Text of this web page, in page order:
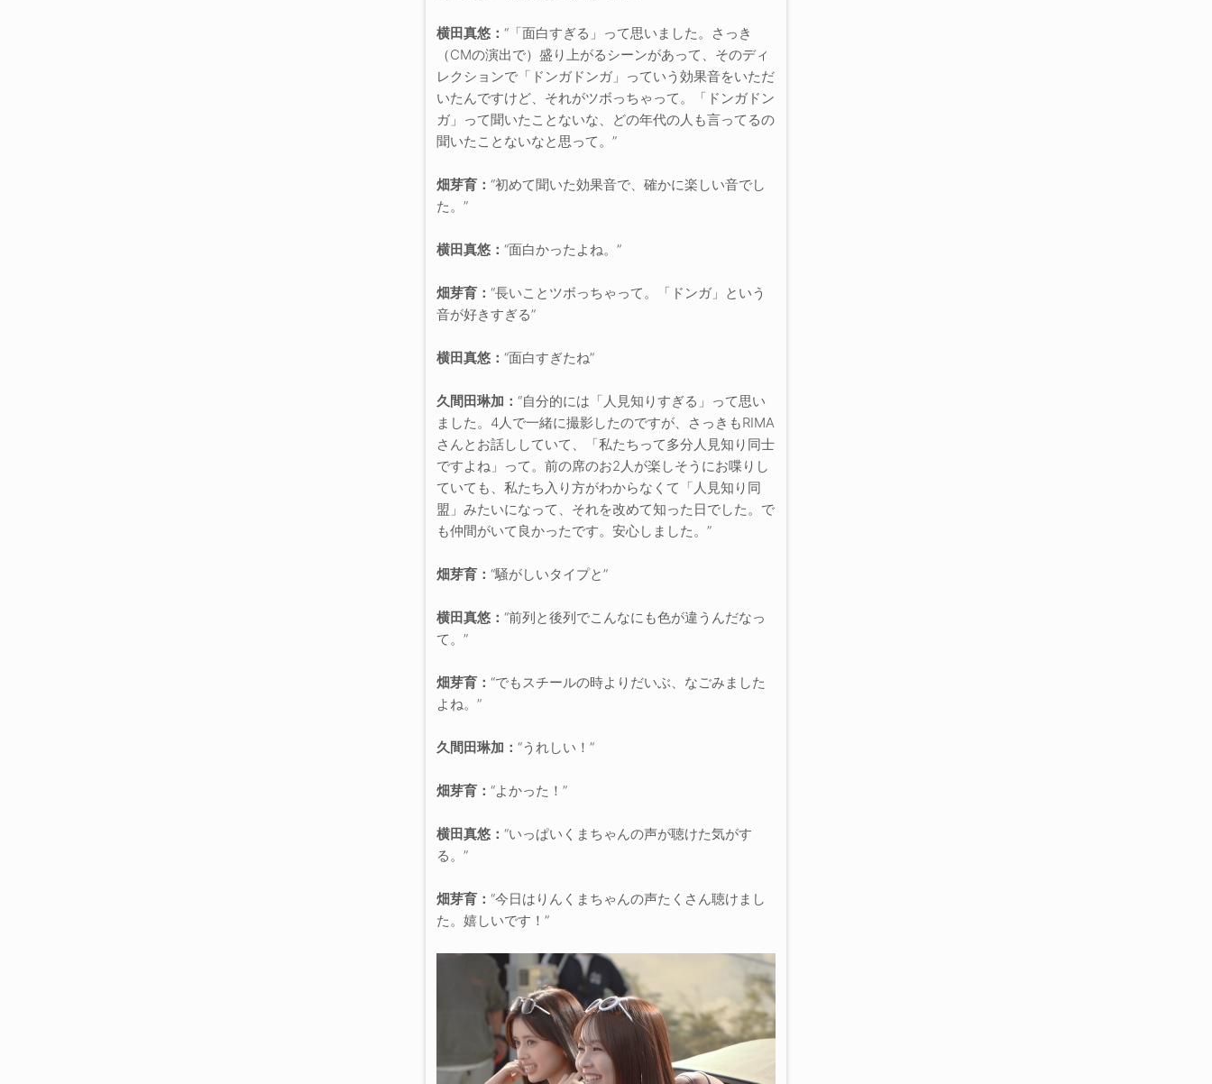
横田真悠： “「面白すぎる」って思いました。さっき
（CMの演出で）盛り上がるシーンがあって、そのディ
レクションで「ドンガドンガ」っていう効果音をいただ
いたんですけど、それがツボっちゃって。「ドンガドン
ガ」って聞いたことないな、どの年代の人も言ってるの
聞いたことないなと思って。”
畑芽育： “初めて聞いた効果音で、確かに楽しい音でし
た。”
横田真悠： “面白かったよね。”
畑芽育： “長いことツボっちゃって。「ドンガ」という
音が好きすぎる”
横田真悠： “面白すぎたね”
久間田琳加： “自分的には「人見知りすぎる」って思い
ました。4人で一緒に撮影したのですが、さっきもRIMA
さんとお話ししていて、「私たちって多分人見知り同士
ですよね」って。前の席のお2人が楽しそうにお喋りし
ていても、私たち入り方がわからなくて「人見知り同
盟」みたいになって、それを改めて知った日でした。で
も仲間がいて良かったです。安心しました。”
畑芽育： “騒がしいタイプと”
横田真悠： “前列と後列でこんなにも色が違うんだなっ
て。”
畑芽育： “でもスチールの時よりだいぶ、なごみました
よね。”
久間田琳加： “うれしい！”
畑芽育： “よかった！”
横田真悠： “いっぱいくまちゃんの声が聴けた気がす
る。”
畑芽育： “今日はりんくまちゃんの声たくさん聴けまし
た。嬉しいです！”